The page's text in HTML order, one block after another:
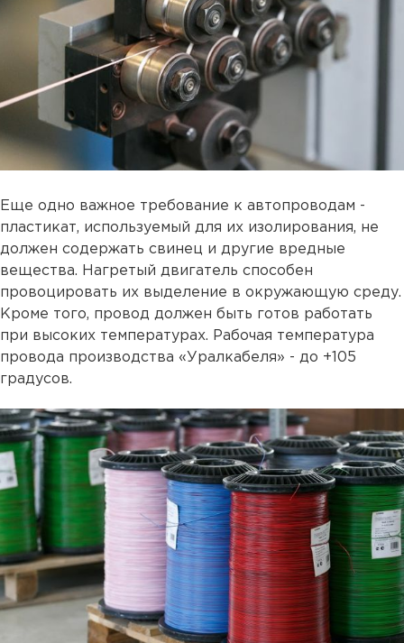
Еще одно важное требование к автопроводам -
пластикат, используемый для их изолирования, не
должен содержать свинец и другие вредные
вещества. Нагретый двигатель способен
провоцировать их выделение в окружающую среду.
Кроме того, провод должен быть готов работать
при высоких температурах. Рабочая температура
провода производства «Уралкабеля» - до +105
градусов.